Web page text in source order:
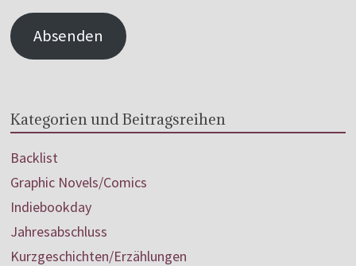
Absenden
Kategorien und Beitragsreihen
Backlist
Graphic Novels/Comics
Indiebookday
Jahresabschluss
Kurzgeschichten/Erzählungen